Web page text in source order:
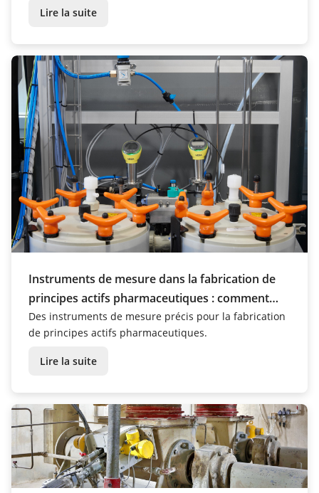
Lire la suite
Instruments de mesure dans la fabrication de
principes actifs pharmaceutiques : comment
ChemCon atteint un maximum de précision
grâce aux capteurs VEGA
Des instruments de mesure précis pour la fabrication
de principes actifs pharmaceutiques.
Lire la suite